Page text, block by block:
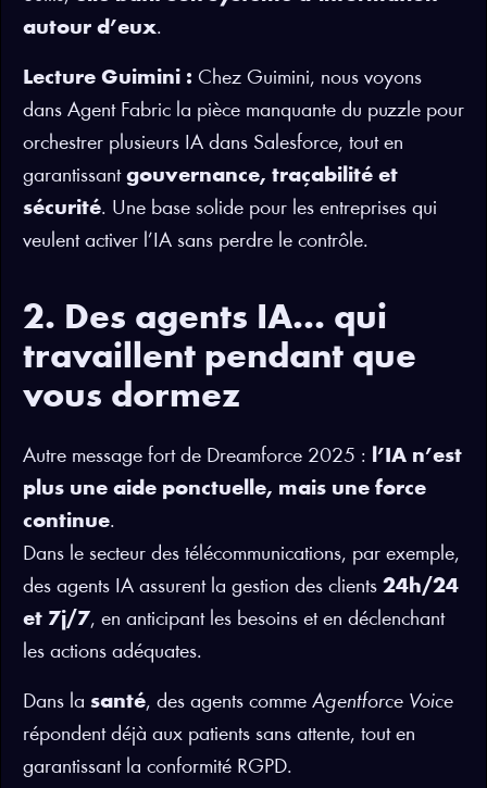
autour d’eux.
Lecture Guimini : Chez Guimini, nous voyons
dans Agent Fabric la pièce manquante du puzzle pour
orchestrer plusieurs IA dans Salesforce, tout en
garantissant gouvernance, traçabilité et
sécurité. Une base solide pour les entreprises qui
veulent activer l’IA sans perdre le contrôle.
2. Des agents IA… qui
travaillent pendant que
vous dormez
Autre message fort de Dreamforce 2025 : l’IA n’est
plus une aide ponctuelle, mais une force
continue.
Dans le secteur des télécommunications, par exemple,
des agents IA assurent la gestion des clients 24h/24
et 7j/7, en anticipant les besoins et en déclenchant
les actions adéquates.
Dans la santé, des agents comme Agentforce Voice
répondent déjà aux patients sans attente, tout en
garantissant la conformité RGPD.